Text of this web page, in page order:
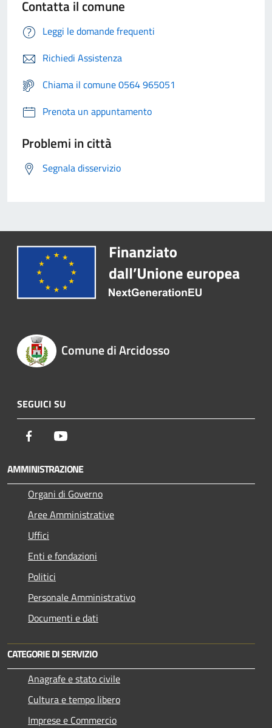
Contatta il comune
Leggi le domande frequenti
Richiedi Assistenza
Chiama il comune 0564 965051
Prenota un appuntamento
Problemi in città
Segnala disservizio
Comune di Arcidosso
SEGUICI SU
Facebook
AMMINISTRAZIONE
Organi di Governo
Aree Amministrative
Uffici
Enti e fondazioni
Politici
Personale Amministrativo
Documenti e dati
CATEGORIE DI SERVIZIO
Anagrafe e stato civile
Cultura e tempo libero
Imprese e Commercio